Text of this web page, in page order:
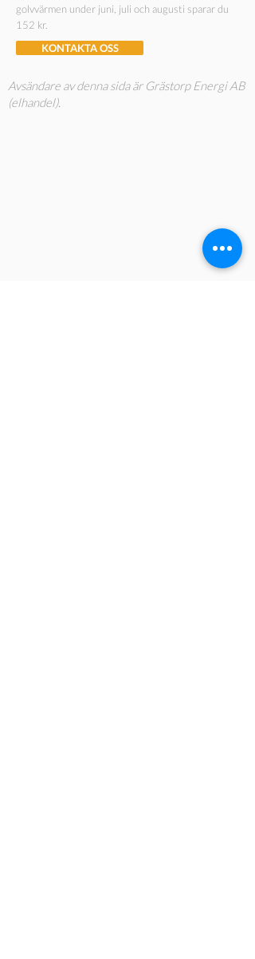
golvvärmen under juni, juli och augusti sparar du
152 kr.
KONTAKTA OSS
Avsändare av denna sida är Grästorp Energi AB
(elhandel).